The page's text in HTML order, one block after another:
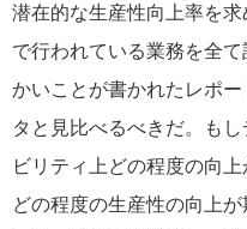
潜在的な生産性向上率を
で行われている業務を全
かいことが書かれたレポ
タと見比べるべきだ。も
ビリティ上どの程度の向
どの程度の生産性の向上